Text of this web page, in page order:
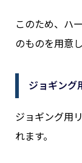
このため、ハ
のものを用意し
ジョギング
ジョギング用
れます。